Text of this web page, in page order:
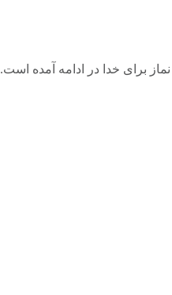
برای خدا در ادامه آمده است.